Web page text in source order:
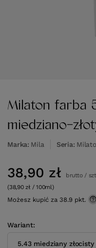
Milaton farba
miedziano-
Marka Mila Seria
Wariant
5.43 miedziany
38,90 zł brutto/
(38,90 zł / 100ml)
Możesz kupić za 38.9 pkt.